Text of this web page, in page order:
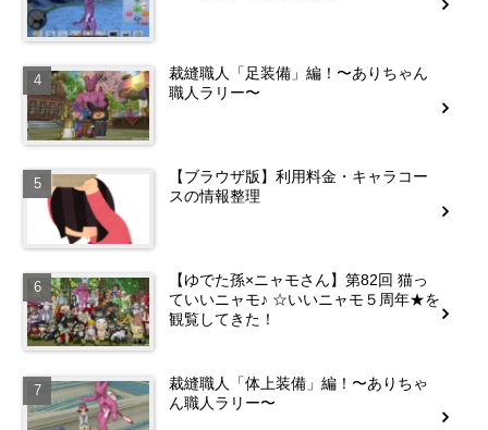
裁縫職人「足装備」編！〜ありちゃん
職人ラリー〜
【ブラウザ版】利用料金・キャラコー
スの情報整理
【ゆでた孫×ニャモさん】第82回 猫っ
ていいニャモ♪ ☆いいニャモ５周年★を
観覧してきた！
裁縫職人「体上装備」編！〜ありちゃ
ん職人ラリー〜